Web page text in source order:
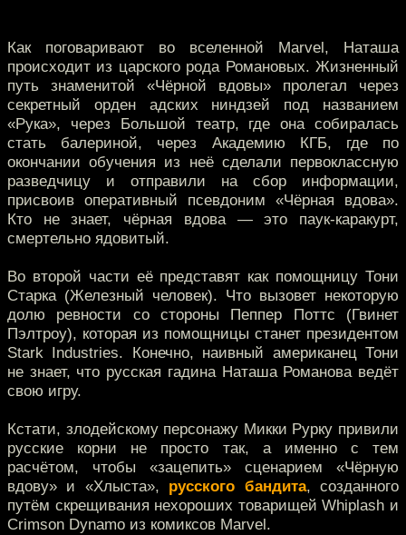
Как поговаривают во вселенной Marvel, Наташа
происходит из царского рода Романовых. Жизненный
путь знаменитой «Чёрной вдовы» пролегал через
секретный орден адских ниндзей под названием
«Рука», через Большой театр, где она собиралась
стать балериной, через Академию КГБ, где по
окончании обучения из неё сделали первоклассную
разведчицу и отправили на сбор информации,
присвоив оперативный псевдоним «Чёрная вдова».
Кто не знает, чёрная вдова — это паук-каракурт,
смертельно ядовитый.
Во второй части её представят как помощницу Тони
Старка (Железный человек). Что вызовет некоторую
долю ревности со стороны Пеппер Поттс (Гвинет
Пэлтроу), которая из помощницы станет президентом
Stark Industries. Конечно, наивный американец Тони
не знает, что русская гадина Наташа Романова ведёт
свою игру.
Кстати, злодейскому персонажу Микки Рурку привили
русские корни не просто так, а именно с тем
расчётом, чтобы «зацепить» сценарием «Чёрную
вдову» и «Хлыста», русского бандита, созданного
путём скрещивания нехороших товарищей Whiplash и
Crimson Dynamo из комиксов Marvel.